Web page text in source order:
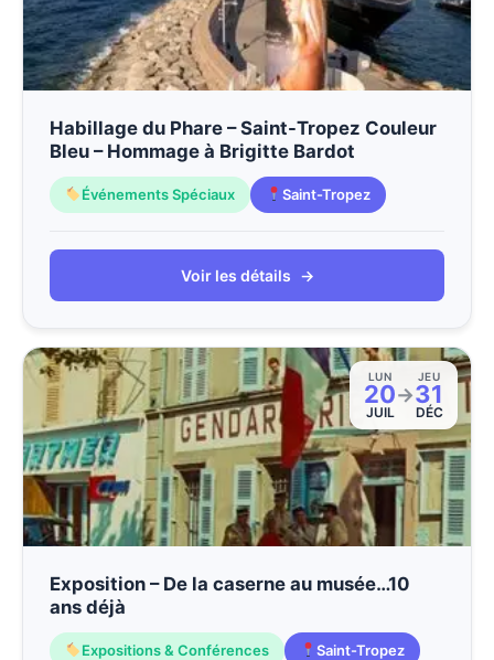
Habillage du Phare – Saint-Tropez Couleur
Bleu – Hommage à Brigitte Bardot
Événements Spéciaux Saint-Tropez
Voir les détails →
LUN
20
JUIL
→
JEU
31
DÉC
Exposition – De la caserne au musée…10
ans déjà
Expositions & Conférences Saint-Tropez